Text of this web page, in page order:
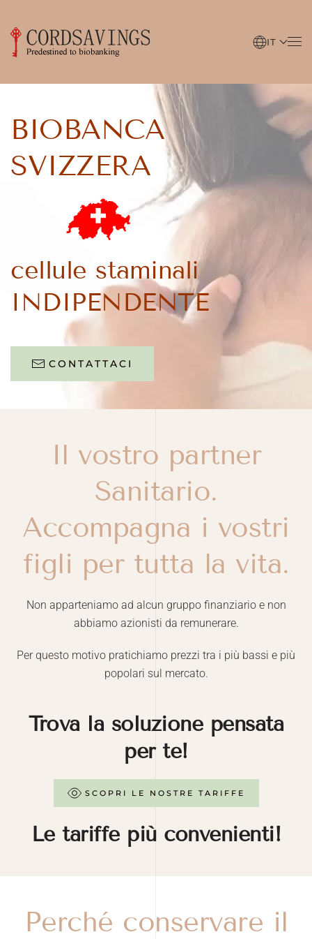
Skip to main content
IT
BIOBANCA
SVIZZERA
cellule staminali
INDIPENDENTE
CONTATTACI
Il vostro partner
Sanitario.
Accompagna i vostri
figli per tutta la vita.
Non apparteniamo ad alcun gruppo finanziario e non
abbiamo azionisti da remunerare.
Per questo motivo pratichiamo prezzi tra i più bassi e più
popolari sul mercato.
Trova la soluzione pensata
per te!
SCOPRI LE NOSTRE TARIFFE
Le tariffe più convenienti!
Perché conservare il